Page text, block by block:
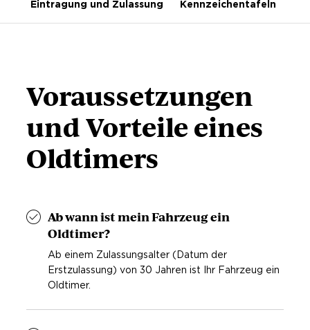
Eintragung und Zulassung Kennzeichentafeln
Voraussetzungen
und Vorteile eines
Oldtimers
Ab wann ist mein Fahrzeug ein
Oldtimer?
Ab einem Zulassungsalter (Datum der
Erstzulassung) von 30 Jahren ist Ihr Fahrzeug ein
Oldtimer.